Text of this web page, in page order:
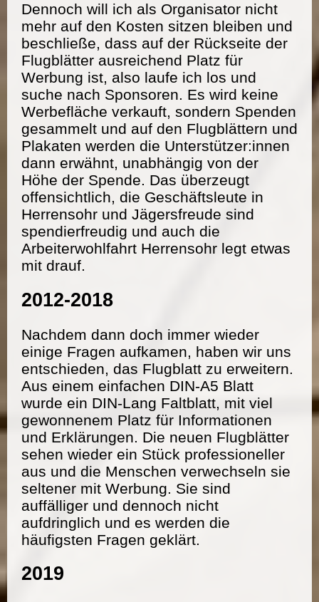
Dennoch will ich als Organisator nicht
mehr auf den Kosten sitzen bleiben und
beschließe, dass auf der Rückseite der
Flugblätter ausreichend Platz für
Werbung ist, also laufe ich los und
suche nach Sponsoren. Es wird keine
Werbefläche verkauft, sondern Spenden
gesammelt und auf den Flugblättern und
Plakaten werden die Unterstützer:innen
dann erwähnt, unabhängig von der
Höhe der Spende. Das überzeugt
offensichtlich, die Geschäftsleute in
Herrensohr und Jägersfreude sind
spendierfreudig und auch die
Arbeiterwohlfahrt Herrensohr legt etwas
mit drauf.
2012-2018
Nachdem dann doch immer wieder
einige Fragen aufkamen, haben wir uns
entschieden, das Flugblatt zu erweitern.
Aus einem einfachen DIN-A5 Blatt
wurde ein DIN-Lang Faltblatt, mit viel
gewonnenem Platz für Informationen
und Erklärungen. Die neuen Flugblätter
sehen wieder ein Stück professioneller
aus und die Menschen verwechseln sie
seltener mit Werbung. Sie sind
auffälliger und dennoch nicht
aufdringlich und es werden die
häufigsten Fragen geklärt.
2019